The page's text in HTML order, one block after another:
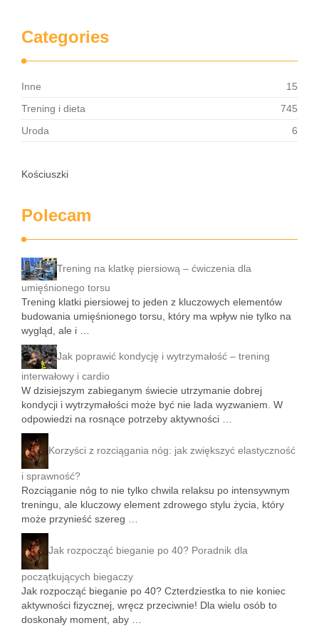
Categories
Inne
15
Trening i dieta
745
Uroda
6
Kościuszki
Polecam
Trening na klatkę piersiową – ćwiczenia dla
umięśnionego torsu
Trening klatki piersiowej to jeden z kluczowych elementów
budowania umięśnionego torsu, który ma wpływ nie tylko na
wygląd, ale i …
Jak poprawić kondycję i wytrzymałość – trening
interwałowy i cardio
W dzisiejszym zabieganym świecie utrzymanie dobrej
kondycji i wytrzymałości może być nie lada wyzwaniem. W
odpowiedzi na rosnące potrzeby aktywności …
Korzyści z rozciągania nóg: jak zwiększyć elastyczność
i sprawność?
Rozciąganie nóg to nie tylko chwila relaksu po intensywnym
treningu, ale kluczowy element zdrowego stylu życia, który
może przynieść szereg …
Jak rozpocząć bieganie po 40? Poradnik dla
początkujących biegaczy
Jak rozpocząć bieganie po 40? Czterdziestka to nie koniec
aktywności fizycznej, wręcz przeciwnie! Dla wielu osób to
doskonały moment, aby …